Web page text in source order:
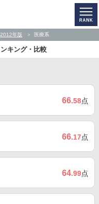
2012年版 医療系
キング・比較
66.58点
66.17点
64.99点